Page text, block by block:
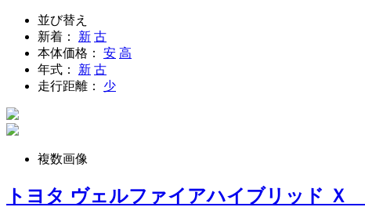
並び替え
新着： 新 古
本体価格： 安 高
年式： 新 古
走行距離： 少
複数画像
トヨタ ヴェルファイアハイブリッド